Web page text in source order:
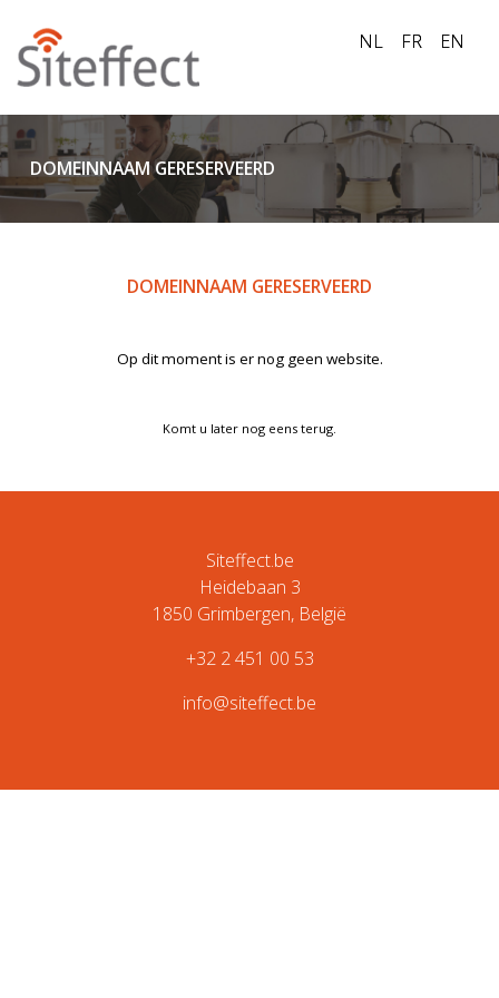
EN
FR
NL
DOMEINNAAM GERESERVEERD
DOMEINNAAM GERESERVEERD
Op dit moment is er nog geen website.
Komt u later nog eens terug.
Siteffect.be
Heidebaan 3
1850 Grimbergen, België
+32 2 451 00 53
info@siteffect.be